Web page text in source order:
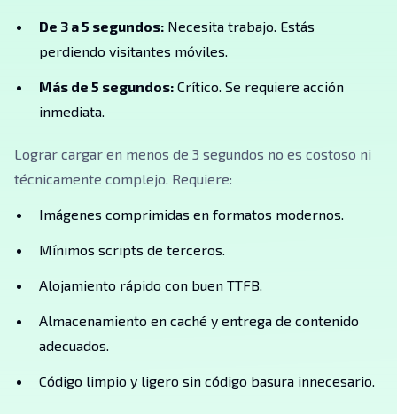
De 3 a 5 segundos: Necesita trabajo. Estás
perdiendo visitantes móviles.
Más de 5 segundos: Crítico. Se requiere acción
inmediata.
Lograr cargar en menos de 3 segundos no es costoso ni
técnicamente complejo. Requiere:
Imágenes comprimidas en formatos modernos.
Mínimos scripts de terceros.
Alojamiento rápido con buen TTFB.
Almacenamiento en caché y entrega de contenido
adecuados.
Código limpio y ligero sin código basura innecesario.